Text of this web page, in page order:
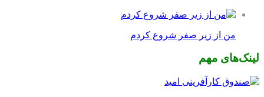
من از زیر صفر شروع کردم
لینک‌های مهم